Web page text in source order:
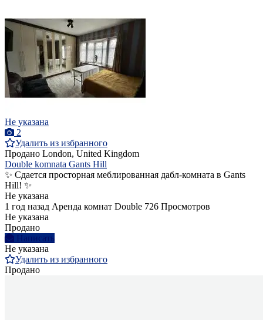
Не указана
2
Удалить из избранного
Продано London, United Kingdom
Double komnata Gants Hill
✨ Сдается просторная меблированная дабл-комната в Gants
Hill! ✨
Не указана
1 год назад Аренда комнат Double 726 Просмотров
Не указана
Продано
Написать
Не указана
Удалить из избранного
Продано